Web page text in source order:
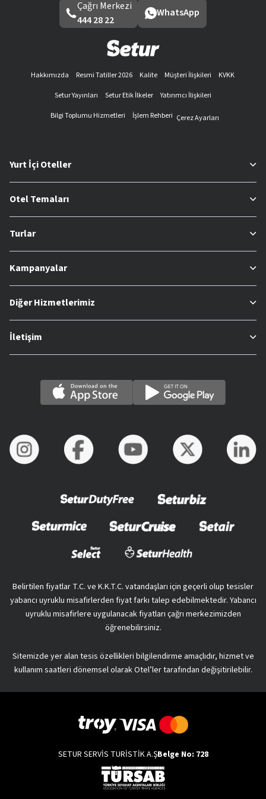
Çağrı Merkezi
444 28 22
WhatsApp
Hakkımızda Resmi Tatiller 2026 Kalite Müşteri İlişkileri
KVKK
Setur Yayınları
Setur Etik İlkeler
Yatırımcı İlişkileri
Bilgi Toplumu Hizmetleri
İşlem Rehberi Çerez Ayarları
Yurt İçi Oteller
Otel Temaları
Turlar
Kampanyalar
Diğer Hizmetlerimiz
İletişim
Belirtilen fiyatlar T.C. ve K.K.T.C. vatandaşları için geçerli olup tesisler
yabancı uyruklu misafirlerden fiyat farkı talep edebilmektedir. Yabancı
uyruklu misafirlere uygulanacak fiyatları çağrı merkezimizden
öğrenebilirsiniz.
Sitemizde yer alan tesis özellikleri bilgilendirme amaçlıdır, hizmet ve
kullanım saatleri dönemsel olarak Otel’ler tarafından değişitirilebilir.
SETUR SERVİS TURİSTİK A.ŞBelge No: 728